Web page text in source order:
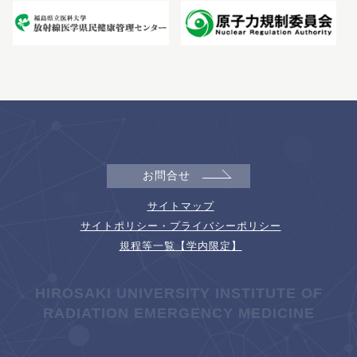
お問合せ
サイトマップ
サイトポリシー・プライバシーポリシー
規程等一覧【学内限定】
HIROSAKI UNIVERSITY INSTITUTE OF
RADIATION EMERGENCY MEDICINE